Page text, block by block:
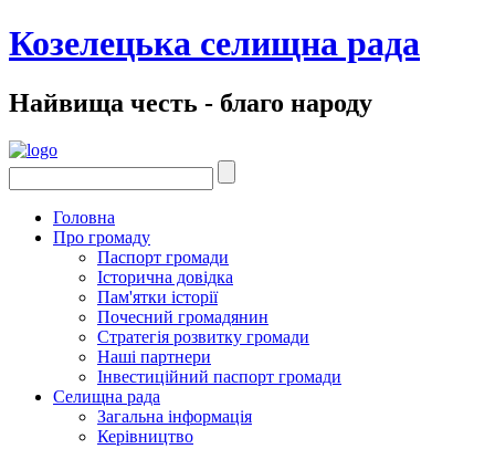
Козелецька селищна рада
Найвища честь - благо народу
Головна
Про громаду
Паспорт громади
Історична довідка
Пам'ятки історії
Почесний громадянин
Стратегія розвитку громади
Наші партнери
Інвестиційний паспорт громади
Селищна рада
Загальна інформація
Керівництво